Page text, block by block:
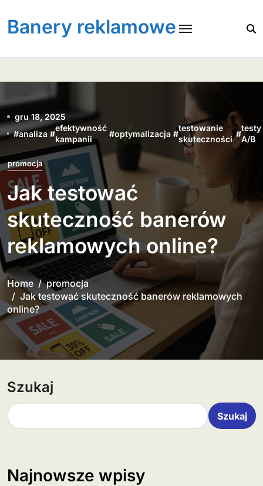
content
Banery reklamowe
gru 18, 2025
#analiza #
efektywność
kampanii
#optymalizacja #
testowanie
skuteczności
#
testy
A/B
promocja
Jak testować
skuteczność banerów
reklamowych online?
Home
promocja
Jak testować skuteczność banerów reklamowych
online?
Szukaj
Szukaj
Najnowsze wpisy